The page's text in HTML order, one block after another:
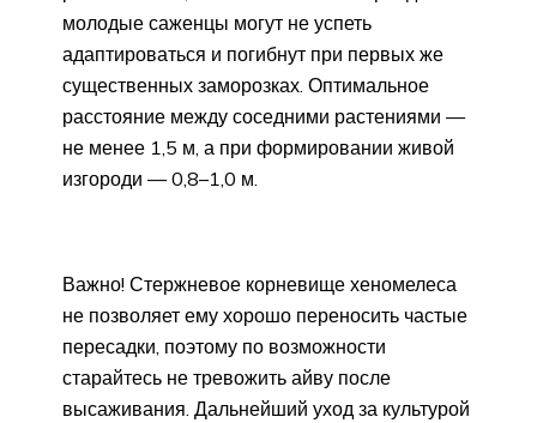
молодые саженцы могут не успеть
адаптироваться и погибнут при первых же
существенных заморозках. Оптимальное
расстояние между соседними растениями —
не менее 1,5 м, а при формировании живой
изгороди — 0,8–1,0 м.
Важно! Стержневое корневище хеномелеса
не позволяет ему хорошо переносить частые
пересадки, поэтому по возможности
старайтесь не тревожить айву после
высаживания. Дальнейший уход за культурой